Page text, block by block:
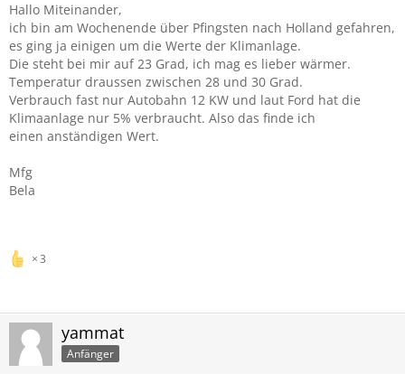
Hallo Miteinander,
ich bin am Wochenende über Pfingsten nach Holland gefahren,
es ging ja einigen um die Werte der Klimanlage.
Die steht bei mir auf 23 Grad, ich mag es lieber wärmer.
Temperatur draussen zwischen 28 und 30 Grad.
Verbrauch fast nur Autobahn 12 KW und laut Ford hat die
Klimaanlage nur 5% verbraucht. Also das finde ich
einen anständigen Wert.
Mfg
Bela
3
yammat
Anfänger